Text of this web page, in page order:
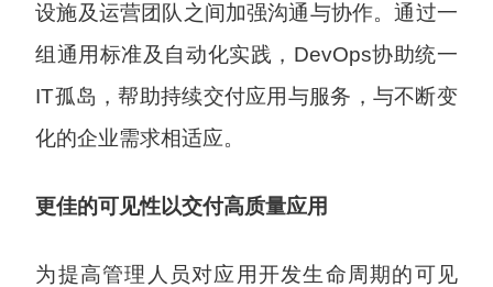
设施及运营团队之间加强沟通与协作。通过一
组通用标准及自动化实践，DevOps协助统一
IT孤岛，帮助持续交付应用与服务，与不断变
化的企业需求相适应。
更佳的可见性以交付高质量应用
为提高管理人员对应用开发生命周期的可见